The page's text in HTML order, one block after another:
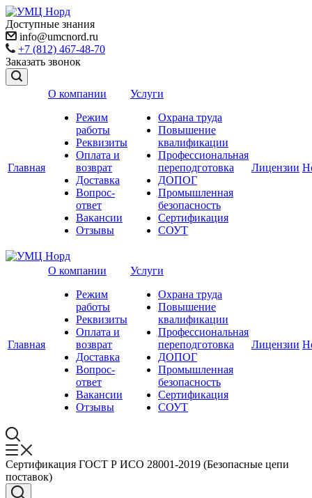
Доступные знания
info@umcnord.ru
+7 (812) 467-48-70
Заказать звонок
Главная
О компании
Режим
работы
Реквизиты
Оплата и
возврат
Доставка
Вопрос-
ответ
Вакансии
Отзывы
Услуги
Охрана труда
Повышение
квалификации
Профессиональная
переподготовка
ДОПОГ
Промышленная
безопасность
Сертификация
СОУТ
Лицензии
Главная
О компании
Режим
работы
Реквизиты
Оплата и
возврат
Доставка
Вопрос-
ответ
Вакансии
Отзывы
Услуги
Охрана труда
Повышение
квалификации
Профессиональная
переподготовка
ДОПОГ
Промышленная
безопасность
Сертификация
СОУТ
Лицензии
Сертификация ГОСТ Р ИСО 28001-2019 (Безопасные цепи
поставок)